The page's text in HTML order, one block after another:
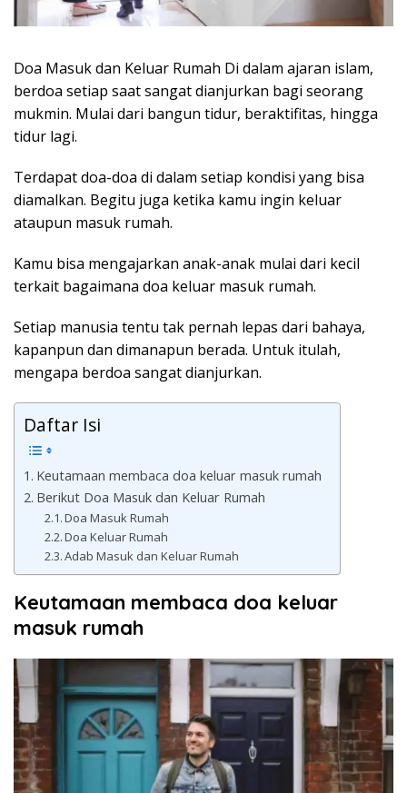
Doa Masuk dan Keluar Rumah Di dalam ajaran islam,
berdoa setiap saat sangat dianjurkan bagi seorang
mukmin. Mulai dari bangun tidur, beraktifitas, hingga
tidur lagi.
Terdapat doa-doa di dalam setiap kondisi yang bisa
diamalkan. Begitu juga ketika kamu ingin keluar
ataupun masuk rumah.
Kamu bisa mengajarkan anak-anak mulai dari kecil
terkait bagaimana doa keluar masuk rumah.
Setiap manusia tentu tak pernah lepas dari bahaya,
kapanpun dan dimanapun berada. Untuk itulah,
mengapa berdoa sangat dianjurkan.
Daftar Isi
Keutamaan membaca doa keluar masuk rumah
Berikut Doa Masuk dan Keluar Rumah
Doa Masuk Rumah
Doa Keluar Rumah
Adab Masuk dan Keluar Rumah
Keutamaan membaca doa keluar
masuk rumah